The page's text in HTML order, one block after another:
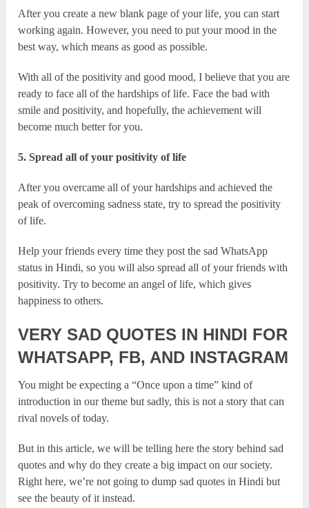
After you create a new blank page of your life, you can start
working again. However, you need to put your mood in the
best way, which means as good as possible.
With all of the positivity and good mood, I believe that you are
ready to face all of the hardships of life. Face the bad with
smile and positivity, and hopefully, the achievement will
become much better for you.
5. Spread all of your positivity of life
After you overcame all of your hardships and achieved the
peak of overcoming sadness state, try to spread the positivity
of life.
Help your friends every time they post the sad WhatsApp
status in Hindi, so you will also spread all of your friends with
positivity. Try to become an angel of life, which gives
happiness to others.
VERY SAD QUOTES IN HINDI FOR
WHATSAPP, FB, AND INSTAGRAM
You might be expecting a “Once upon a time” kind of
introduction in our theme but sadly, this is not a story that can
rival novels of today.
But in this article, we will be telling here the story behind sad
quotes and why do they create a big impact on our society.
Right here, we’re not going to dump sad quotes in Hindi but
see the beauty of it instead.